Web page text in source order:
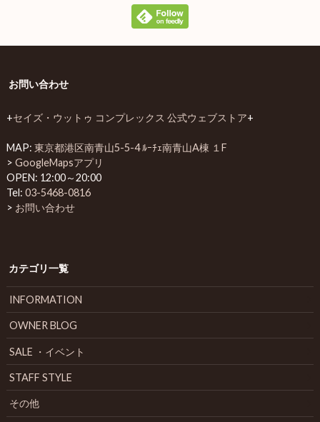
お問い合わせ
+セイズ・ウットゥ コンプレックス 公式ウェブストア+
MAP: 東京都港区南青山5-5-4 ﾙｰﾁｪ南青山A棟 １F
> GoogleMapsアプリ
OPEN: 12:00～20:00
Tel: 03-5468-0816
> お問い合わせ
カテゴリ一覧
INFORMATION
OWNER BLOG
SALE ・イベント
STAFF STYLE
その他